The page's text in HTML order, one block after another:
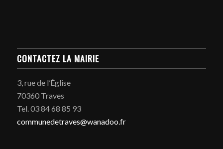
CONTACTEZ LA MAIRIE
3, rue de l’Église
70360 Traves
Tel. 03 84 68 85 93
communedetraves@wanadoo.fr